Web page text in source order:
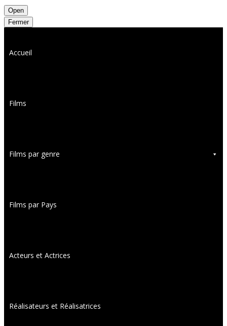
Open
Fermer
Accueil
Films
Films par genre
Films par Pays
Acteurs et Actrices
Réalisateurs et Réalisatrices